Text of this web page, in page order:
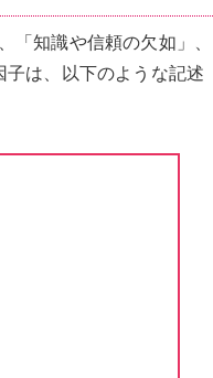
「知識や信頼の欠如」、
子は、以下のような記述